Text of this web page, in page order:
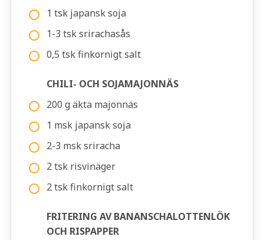
1 tsk japansk soja
1-3 tsk srirachasås
0,5 tsk finkornigt salt
CHILI- OCH SOJAMAJONNÄS
200 g äkta majonnäs
1 msk japansk soja
2-3 msk sriracha
2 tsk risvinäger
2 tsk finkornigt salt
FRITERING AV BANANSCHALOTTENLÖK
OCH RISPAPPER